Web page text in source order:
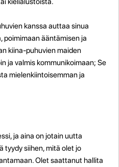
kanssa auttaa sinua
ääntämisen ja
kiina-puhuvien maiden
ja valmis kommunikoimaan; Se
mielenkiintoisemman ja
ja aina on jotain uutta
tyydy siihen, mitä olet jo
Olet saattanut hallita